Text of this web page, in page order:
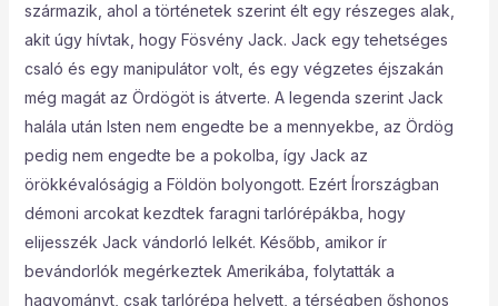
származik, ahol a történetek szerint élt egy részeges alak,
akit úgy hívtak, hogy Fösvény Jack. Jack egy tehetséges
csaló és egy manipulátor volt, és egy végzetes éjszakán
még magát az Ördögöt is átverte. A legenda szerint Jack
halála után Isten nem engedte be a mennyekbe, az Ördög
pedig nem engedte be a pokolba, így Jack az
örökkévalóságig a Földön bolyongott. Ezért Írországban
démoni arcokat kezdtek faragni tarlórépákba, hogy
elijesszék Jack vándorló lelkét. Később, amikor ír
bevándorlók megérkeztek Amerikába, folytatták a
hagyományt, csak tarlórépa helyett, a térségben őshonos